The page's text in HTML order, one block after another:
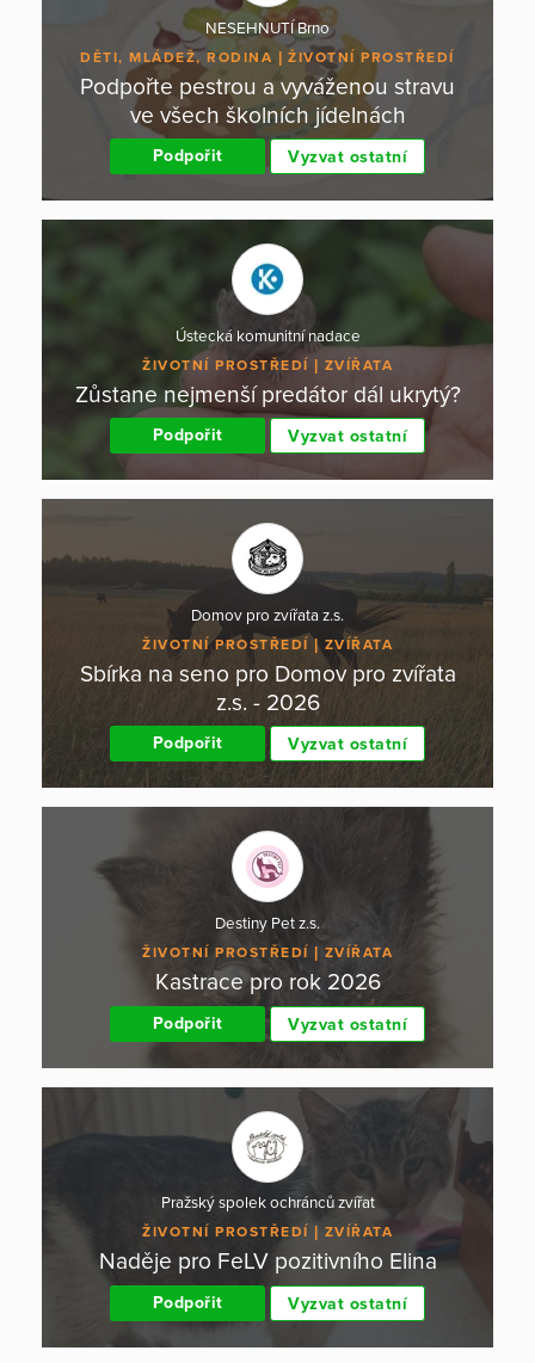
NESEHNUTÍ Brno
DĚTI, MLÁDEŽ, RODINA ŽIVOTNÍ PROSTŘEDÍ
Podpořte pestrou a vyváženou stravu
ve všech školních jídelnách
Podpořit Vyzvat ostatní
Ústecká komunitní nadace
ŽIVOTNÍ PROSTŘEDÍ ZVÍŘATA
Zůstane nejmenší predátor dál ukrytý?
Podpořit Vyzvat ostatní
Domov pro zvířata z.s.
ŽIVOTNÍ PROSTŘEDÍ ZVÍŘATA
Sbírka na seno pro Domov pro zvířata
z.s. - 2026
Podpořit Vyzvat ostatní
Destiny Pet z.s.
ŽIVOTNÍ PROSTŘEDÍ ZVÍŘATA
Kastrace pro rok 2026
Podpořit Vyzvat ostatní
Pražský spolek ochránců zvířat
ŽIVOTNÍ PROSTŘEDÍ ZVÍŘATA
Naděje pro FeLV pozitivního Elina
Podpořit Vyzvat ostatní